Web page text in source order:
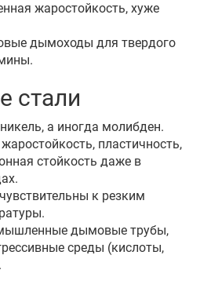
жаростойкость, хуже
дымоходы для твердого
стали
а иногда молибден.
пластичность,
стойкость даже в
к резким
дымовые трубы,
среды (кислоты,